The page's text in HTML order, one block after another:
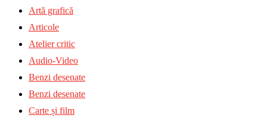
Artă grafică
Articole
Atelier critic
Audio-Video
Benzi desenate
Benzi desenate
Carte și film